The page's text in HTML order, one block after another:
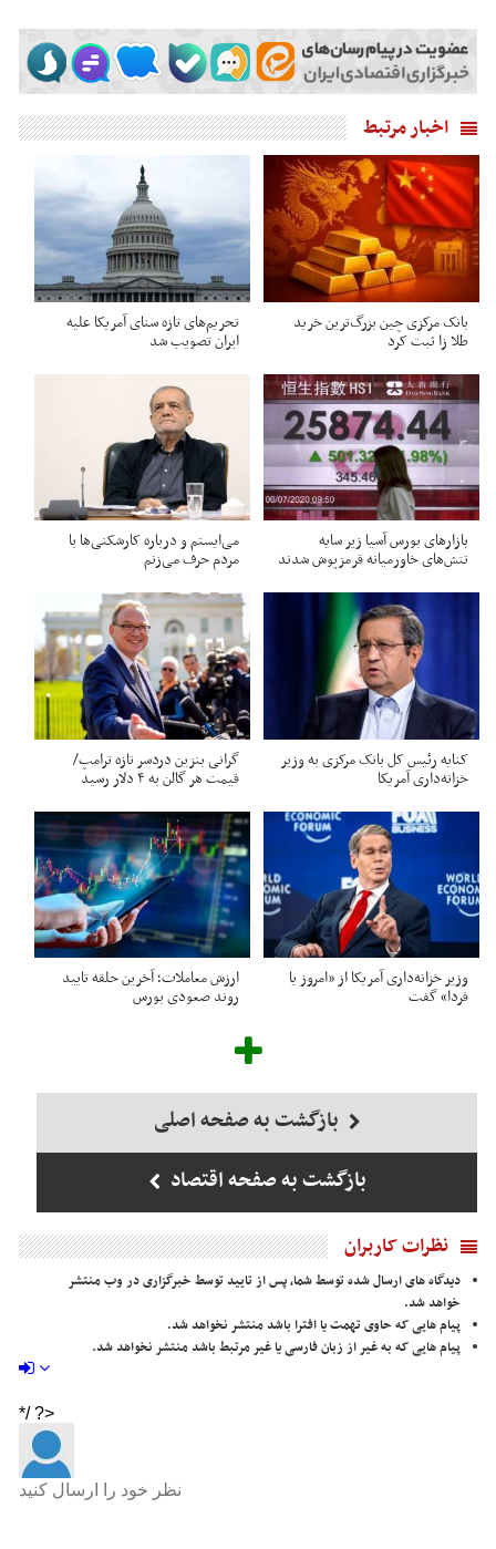
اخبار مرتبط
بانک مرکزی چین بزرگ‌ترین خرید
طلا زا ثبت کرد
تحریم‌های تازه سنای آمریکا علیه
ایران تصویب شد
بازارهای بورس آسیا زیر سایه
تنش‌های خاورمیانه قرمزپوش شدند
می‌ایستم و درباره کارشکنی‌ها با
مردم حرف می‌زنم
کنایه رئیس کل بانک مرکزی به وزیر
خزانه‌داری آمریکا
گرانی بنزین دردسر تازه ترامپ/
قیمت هر گالن به ۴ دلار رسید
وزیر خزانه‌داری آمریکا از «امروز یا
فردا» گفت
ارزش معاملات؛ آخرین حلقه تایید
روند صعودی بورس
بازگشت به صفحه اصلی
بازگشت به صفحه اقتصاد
نظرات کاربران
دیدگاه های ارسال شده توسط شما، پس از تایید توسط خبرگزاری در وب منتشر
خواهد شد.
پیام هایی که حاوی تهمت یا افترا باشد منتشر نخواهد شد.
پیام هایی که به غیر از زبان فارسی یا غیر مرتبط باشد منتشر نخواهد شد.